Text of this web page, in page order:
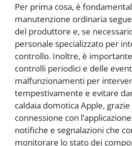
Per prima cosa, è
manutenzione ordinaria
del produttore e, se
personale specializzato per
controllo. Inoltre, è
controlli periodici e delle
malfunzionamenti per
tempestivamente e evitare
caldaia domotica Apple, grazie
connessione con
notifiche e segnalazioni che
monitorare lo stato dei